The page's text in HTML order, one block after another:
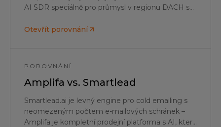
AI SDR speciálně pro průmysl v regionu DACH s
a hostingem v EU.
Otevřít porovnání
POROVNÁNÍ
Amplifa vs. Smartlead
Smartlead.ai je levný engine pro cold emailing s
neomezeným počtem e-mailových schránek –
Amplifa je kompletní prodejní platforma s AI, která